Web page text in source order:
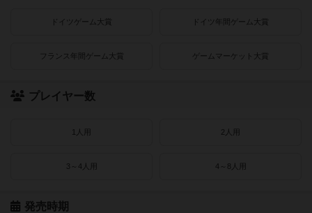
ドイツゲーム大賞 ドイツ年間ゲーム大賞
フランス年間ゲーム大賞 ゲームマーケット大賞
プレイヤー数
1人用 2人用
3～4人用 4～8人用
発売時期